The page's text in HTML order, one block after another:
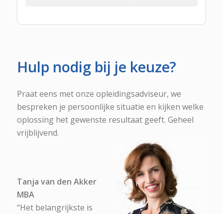
Hulp nodig bij je keuze?
Praat eens met onze opleidingsadviseur, we
bespreken je persoonlijke situatie en kijken welke
oplossing het gewenste resultaat geeft. Geheel
vrijblijvend.
Tanja van den Akker
MBA
“Het belangrijkste is